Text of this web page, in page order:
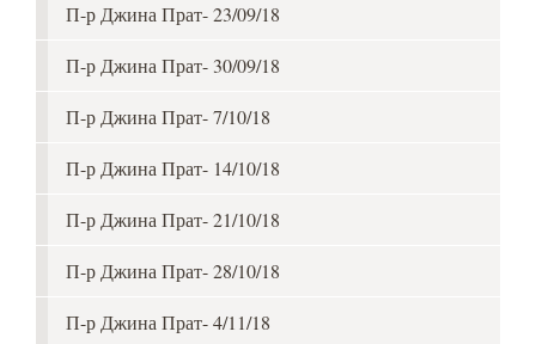
П-р Джина Прат- 23/09/18
П-р Джина Прат- 30/09/18
П-р Джина Прат- 7/10/18
П-р Джина Прат- 14/10/18
П-р Джина Прат- 21/10/18
П-р Джина Прат- 28/10/18
П-р Джина Прат- 4/11/18